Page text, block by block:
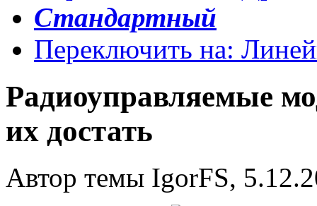
Стандартный
Переключить на:
Радиоуправляемые
их достать
Автор темы IgorFS,